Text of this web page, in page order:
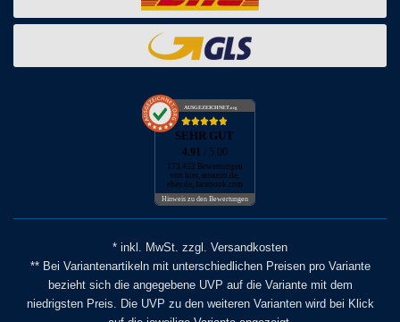
AUSGEZEICHNET.org
SEHR GUT
4.91 / 5.00
173.452 Bewertungen
von hier, amazon.de,
ebay.de, facebook.com
Hinweis zu den Bewertungen
* inkl. MwSt. zzgl. Versandkosten
** Bei Variantenartikeln mit unterschiedlichen Preisen pro Variante
bezieht sich die angegebene UVP auf die Variante mit dem
niedrigsten Preis. Die UVP zu den weiteren Varianten wird bei Klick